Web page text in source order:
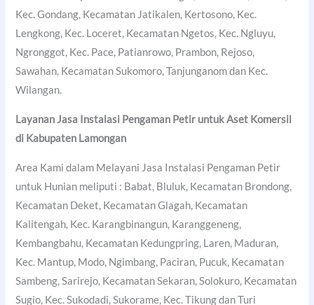
Kec. Gondang, Kecamatan Jatikalen, Kertosono, Kec.
Lengkong, Kec. Loceret, Kecamatan Ngetos, Kec. Ngluyu,
Ngronggot, Kec. Pace, Patianrowo, Prambon, Rejoso,
Sawahan, Kecamatan Sukomoro, Tanjunganom dan Kec.
Wilangan.
Layanan Jasa Instalasi Pengaman Petir untuk Aset Komersil
di Kabupaten Lamongan
Area Kami dalam Melayani Jasa Instalasi Pengaman Petir
untuk Hunian meliputi : Babat, Bluluk, Kecamatan Brondong,
Kecamatan Deket, Kecamatan Glagah, Kecamatan
Kalitengah, Kec. Karangbinangun, Karanggeneng,
Kembangbahu, Kecamatan Kedungpring, Laren, Maduran,
Kec. Mantup, Modo, Ngimbang, Paciran, Pucuk, Kecamatan
Sambeng, Sarirejo, Kecamatan Sekaran, Solokuro, Kecamatan
Sugio, Kec. Sukodadi, Sukorame, Kec. Tikung dan Turi